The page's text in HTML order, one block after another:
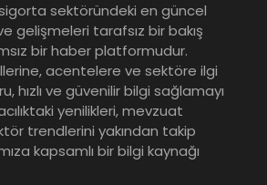
sektöründeki en güncel
gelişmeleri tarafsız bir bakış
bir haber platformudur.
acentelere ve sektöre ilgi
hızlı ve güvenilir bilgi sağlamayı
yenilikleri, mevzuat
trendlerini yakından takip
kapsamlı bir bilgi kaynağı